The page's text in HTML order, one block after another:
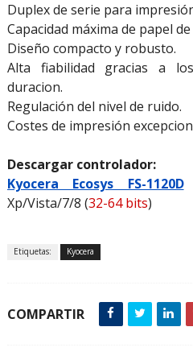
Duplex de serie para
Capacidad máxima de papel
Diseño compacto y robusto.
Alta fiabilidad gracias a
duracion.
Regulación del nivel de ruido.
Costes de impresión
Descargar controlador:
Kyocera Ecosys FS-1120D
Xp/Vista/7/8 (32-64 bits)
Etiquetas: Kyocera
COMPARTIR